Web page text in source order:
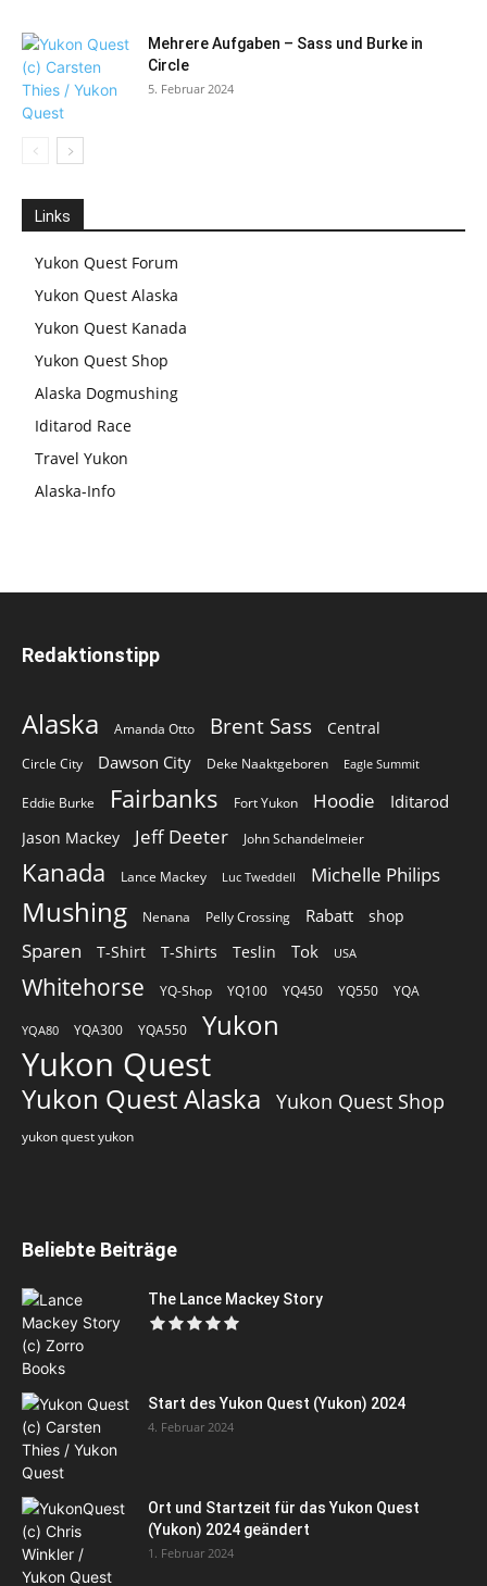
Mehrere Aufgaben – Sass und Burke in
Circle
5. Februar 2024
Links
Yukon Quest Forum
Yukon Quest Alaska
Yukon Quest Kanada
Yukon Quest Shop
Alaska Dogmushing
Iditarod Race
Travel Yukon
Alaska-Info
Redaktionstipp
Alaska Amanda Otto Brent Sass Central
Circle City Dawson City Deke Naaktgeboren Eagle Summit
Eddie Burke Fairbanks Fort Yukon Hoodie Iditarod
Jason Mackey Jeff Deeter John Schandelmeier
Kanada Lance Mackey Luc Tweddell Michelle Philips
Mushing Nenana Pelly Crossing Rabatt shop
Sparen T-Shirt T-Shirts Teslin Tok USA
Whitehorse YQ-Shop YQ100 YQ450 YQ550 YQA
YQA80 YQA300 YQA550 Yukon
Yukon Quest
Yukon Quest Alaska Yukon Quest Shop
yukon quest yukon
Beliebte Beiträge
The Lance Mackey Story
Start des Yukon Quest (Yukon) 2024
4. Februar 2024
Ort und Startzeit für das Yukon Quest
(Yukon) 2024 geändert
1. Februar 2024